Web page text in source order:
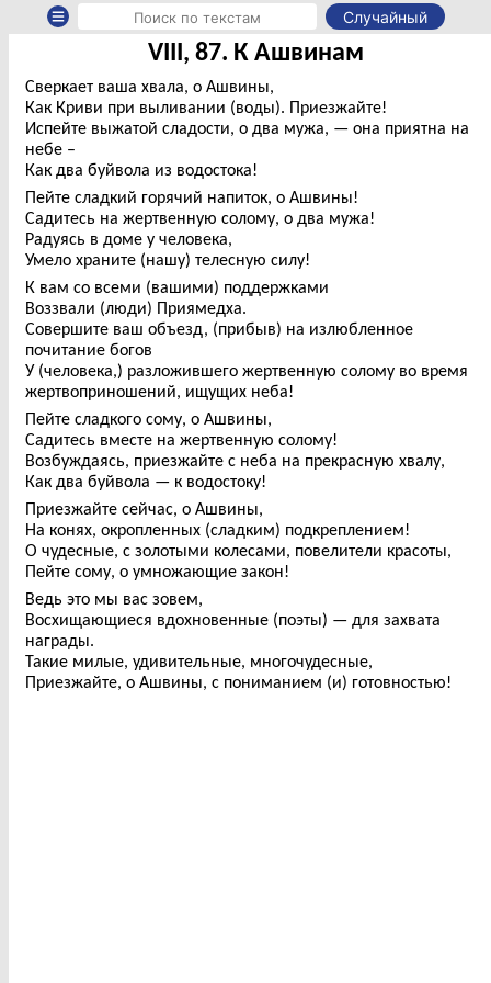
Случайный
VIII, 87. К Ашвинам
Сверкает ваша хвала, о Ашвины,
Как Криви при выливании (воды). Приезжайте!
Испейте выжатой сладости, о два мужа, — она приятна на
небе –
Как два буйвола из водостока!
Пейте сладкий горячий напиток, о Ашвины!
Садитесь на жертвенную солому, о два мужа!
Радуясь в доме у человека,
Умело храните (нашу) телесную силу!
К вам со всеми (вашими) поддержками
Воззвали (люди) Приямедха.
Совершите ваш объезд, (прибыв) на излюбленное
почитание богов
У (человека,) разложившего жертвенную солому во время
жертвоприношений, ищущих неба!
Пейте сладкого сому, о Ашвины,
Садитесь вместе на жертвенную солому!
Возбуждаясь, приезжайте с неба на прекрасную хвалу,
Как два буйвола — к водостоку!
Приезжайте сейчас, о Ашвины,
На конях, окропленных (сладким) подкреплением!
О чудесные, с золотыми колесами, повелители красоты,
Пейте сому, о умножающие закон!
Ведь это мы вас зовем,
Восхищающиеся вдохновенные (поэты) — для захвата
награды.
Такие милые, удивительные, многочудесные,
Приезжайте, о Ашвины, с пониманием (и) готовностью!